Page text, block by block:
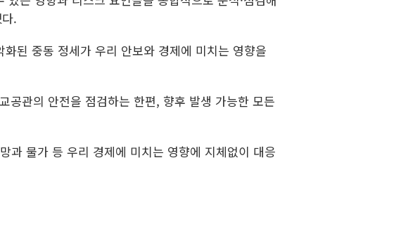
.
된 중동 정세가 우리 안보와 경제에 미치는 영향을
공관의 안전을 점검하는 한편, 향후 발생 가능한 모든
과 물가 등 우리 경제에 미치는 영향에 지체없이 대응